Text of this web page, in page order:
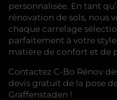
personnalisée. En tant
rénovation de sols, nous
chaque carrelage
parfaitement à votre
matière de confort et de
Contactez C-Bo Rénov
devis gratuit de la pose
Graffenstaden !